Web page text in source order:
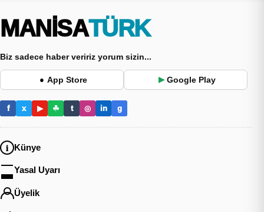
MANİSA TÜRK
Biz sadece haber veririz yorum sizin...
● App Store ▶ Google Play
f x ▶ ☘ t ◎ in g
Künye
Yasal Uyarı
Üyelik